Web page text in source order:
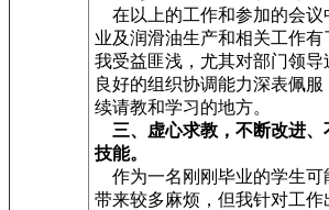
在以上的工作和参加的会议
业及润滑油生产和相关工作
我受益匪浅，尤其对部门领导
良好的组织协调能力深表佩
续请教和学习的地方。
三、虚心求教，不断改进
技能。
作为一名刚刚毕业的学生可
带来较多麻烦，但我针对工作